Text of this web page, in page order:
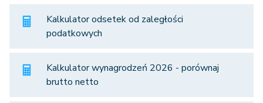
Kalkulator odsetek od zaległości
podatkowych
Kalkulator wynagrodzeń 2026 - porównaj
brutto netto